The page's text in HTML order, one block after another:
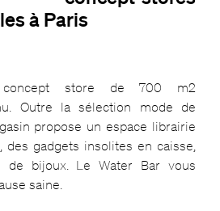
à Paris
store de 700 m2
Outre la sélection mode de
propose un espace librairie
des gadgets insolites en caisse,
de bijoux. Le Water Bar vous
saine.